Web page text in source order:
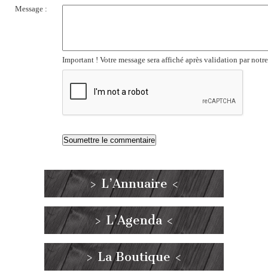
Message :
Important ! Votre message sera affiché après validation par
> L’Annuaire <
> L’Agenda <
> La Boutique <